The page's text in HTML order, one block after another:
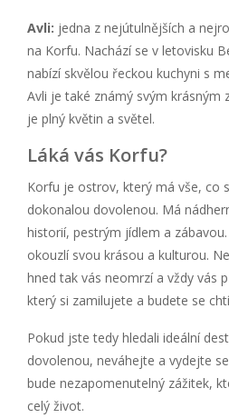
Avli: jedna z nejútulnějších a
na Korfu. Nachází se v letovisku
nabízí skvělou řeckou kuchyni s
Avli je také známý svým krásným
je plný květin a světel.
Láká vás Korfu?
Korfu je ostrov, který má vše, co
dokonalou dovolenou. Má
historií, pestrým jídlem a
okouzlí svou krásou a kulturou.
hned tak vás neomrzí a vždy vás
který si zamilujete a budete se
Pokud jste tedy hledali ideální
dovolenou, neváhejte a vydejte
bude nezapomenutelný zážitek,
celý život.